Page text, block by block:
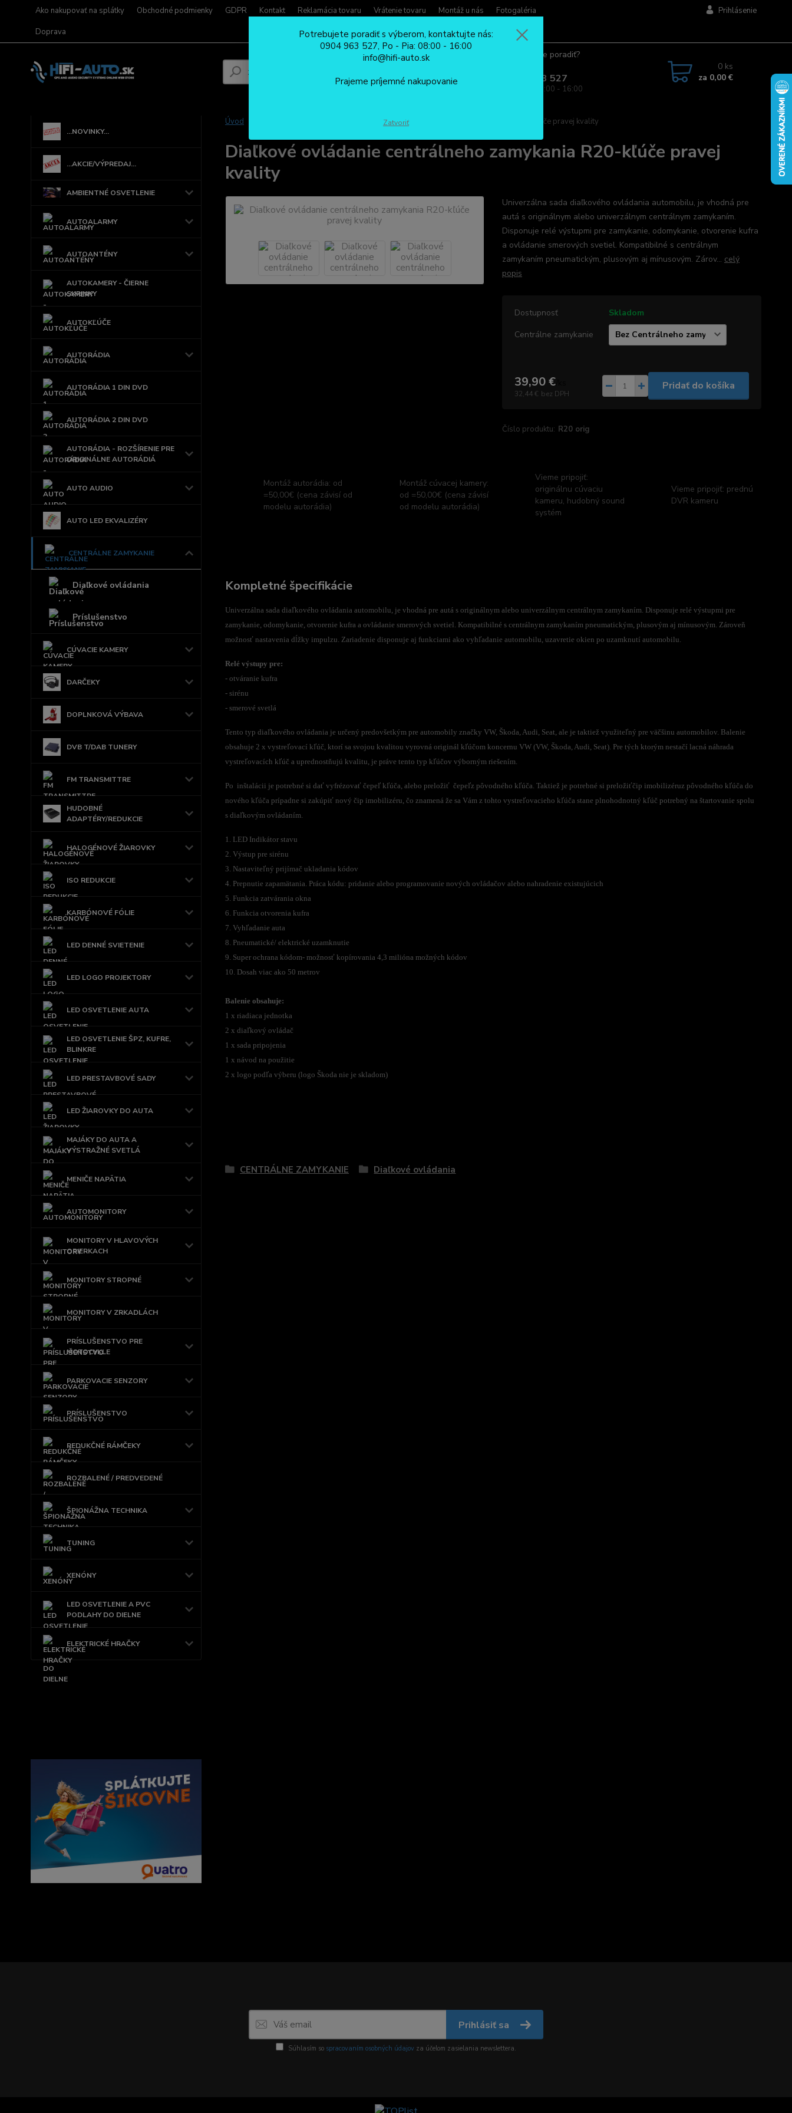
Ako nakupovať na splátky Obchodné podmienky GDPR Kontakt Reklamácia tovaru Vrátenie tovaru Montáž u nás
Fotogaléria
Doprava
Prihlásenie
Potrebujete poradiť?
0904 963 527
Po - Pia: 08:00 - 16:00
0 ks
za 0,00 €
...NOVINKY...
...AKCIE/VÝPREDAJ...
AMBIENTNÉ OSVETLENIE
AUTOALARMY
AUTOANTÉNY
AUTOKAMERY - ČIERNE
SKRINKY
AUTOKĽÚČE
AUTORÁDIA
AUTORÁDIA 1 DIN DVD
AUTORÁDIA 2 DIN DVD
AUTORÁDIA - ROZŠÍRENIE PRE
ORIGINÁLNE AUTORÁDIÁ
AUTO AUDIO
AUTO LED EKVALIZÉRY
CENTRÁLNE ZAMYKANIE
Diaľkové ovládania
Príslušenstvo
CÚVACIE KAMERY
DARČEKY
DOPLNKOVÁ VÝBAVA
DVB T/DAB TUNERY
FM TRANSMITTRE
HUDOBNÉ
ADAPTÉRY/REDUKCIE
HALOGÉNOVÉ ŽIAROVKY
ISO REDUKCIE
KARBÓNOVÉ FÓLIE
LED DENNÉ SVIETENIE
LED LOGO PROJEKTORY
LED OSVETLENIE AUTA
LED OSVETLENIE ŠPZ, KUFRE,
BLINKRE
LED PRESTAVBOVÉ SADY
LED ŽIAROVKY DO AUTA
MAJÁKY DO AUTA A
VÝSTRAŽNÉ SVETLÁ
MENIČE NAPÄTIA
AUTOMONITORY
MONITORY V HLAVOVÝCH
OPIERKACH
MONITORY STROPNÉ
MONITORY V ZRKADLÁCH
PRÍSLUŠENSTVO PRE
MOTOCYKLE
PARKOVACIE SENZORY
PRÍSLUŠENSTVO
REDUKČNÉ RÁMČEKY
ROZBALENÉ / PREDVEDENÉ
ŠPIONÁŽNA TECHNIKA
TUNING
XENÓNY
LED OSVETLENIE A PVC
PODLAHY DO DIELNE
ELEKTRICKÉ HRAČKY
Úvod Diaľkové ovládanie centrálneho zamykania R20-kľúče pravej kvality
Diaľkové ovládanie centrálneho zamykania R20-kľúče pravej
kvality
Univerzálna sada diaľkového ovládania automobilu, je vhodná pre
autá s originálnym alebo univerzálnym centrálnym zamykaním.
Disponuje relé výstupmi pre zamykanie, odomykanie, otvorenie kufra
a ovládanie smerových svetiel. Kompatibilné s centrálnym
zamykaním pneumatickým, plusovým aj mínusovým. Zárov... celý
popis
Dostupnosť
Skladom
Centrálne zamykanie
39,90 €/
32,44 € bez DPH
Pridať do košíka
Číslo produktu: R20 orig
Montáž autorádia: od
=50,00€ (cena závisí od
modelu autorádia)
Montáž cúvacej kamery:
od =50,00€ (cena závisí
od modelu autorádia)
Vieme pripojiť:
originálnu cúvaciu
kameru, hudobný sound
systém
Vieme pripojiť: prednú
DVR kameru
Kompletné špecifikácie
Univerzálna sada diaľkového ovládania automobilu, je vhodná pre autá s originálnym alebo univerzálnym centrálnym zamykaním. Disponuje relé výstupmi pre
zamykanie, odomykanie, otvorenie kufra a ovládanie smerových svetiel. Kompatibilné s centrálnym zamykaním pneumatickým, plusovým aj mínusovým. Zároveň
možnosť nastavenia dĺžky impulzu. Zariadenie disponuje aj funkciami ako vyhľadanie automobilu, uzavretie okien po uzamknutí automobilu.
Relé výstupy pre:
- otváranie kufra
- sirénu
- smerové svetlá
Tento typ diaľkového ovládania je určený predovšetkým pre automobily značky VW, Škoda, Audi, Seat, ale je taktiež využiteľný pre väčšinu automobilov. Balenie
obsahuje 2 x vystreľovací kľúč, ktorí sa svojou kvalitou vyrovná originál kľúčom koncernu VW (VW, Škoda, Audi, Seat). Pre tých ktorým nestačí lacná náhrada
vystreľovacích kľúč a uprednostňujú kvalitu, je práve tento typ kľúčov výborným riešením.
Po inštalácii je potrebné si dať vyfrézovať čepeľ kľúča, alebo preložiť čepeľz pôvodného kľúča. Taktiež je potrebné si preložiťčip imobilizéruz pôvodného kľúča do
nového kľúča prípadne si zakúpiť nový čip imobilizéru, čo znamená že sa Vám z tohto vystreľovacieho kľúča stane plnohodnotný kľúč potrebný na štartovanie spolu
s diaľkovým ovládaním.
1. LED Indikátor stavu
2. Výstup pre sirénu
3. Nastaviteľný prijímač ukladania kódov
4. Prepnutie zapamätania. Práca kódu: pridanie alebo programovanie nových ovládačov alebo nahradenie existujúcich
5. Funkcia zatvárania okna
6. Funkcia otvorenia kufra
7. Vyhľadanie auta
8. Pneumatické/ elektrické uzamknutie
9. Super ochrana kódom- možnosť kopírovania 4,3 milióna možných kódov
10. Dosah viac ako 50 metrov
Balenie obsahuje:
1 x riadiaca jednotka
2 x diaľkový ovládač
1 x sada pripojenia
1 x návod na použitie
2 x logo podľa výberu (logo Škoda nie je skladom)
CENTRÁLNE ZAMYKANIE Diaľkové ovládania
Prihlásiť sa
Súhlasím so spracovaním osobných údajov za účelom zasielania newslettera.
Potrebujete poradiť s výberom, kontaktujte nás:
0904 963 527, Po - Pia: 08:00 - 16:00
info@hifi-auto.sk
Prajeme príjemné nakupovanie
Zatvoriť